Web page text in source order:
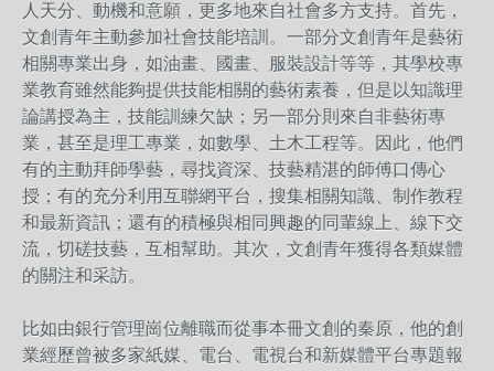
人天分、動機和意願，更多地來自社會多方支持。首先，
文創青年主動參加社會技能培訓。一部分文創青年是藝術
相關專業出身，如油畫、國畫、服裝設計等等，其學校專
業教育雖然能夠提供技能相關的藝術素養，但是以知識理
論講授為主，技能訓練欠缺；另一部分則來自非藝術專
業，甚至是理工專業，如數學、土木工程等。因此，他們
有的主動拜師學藝，尋找資深、技藝精湛的師傅口傳心
授；有的充分利用互聯網平台，搜集相關知識、制作教程
和最新資訊；還有的積極與相同興趣的同輩線上、線下交
流，切磋技藝，互相幫助。其次，文創青年獲得各類媒體
的關注和采訪。
比如由銀行管理崗位離職而從事本冊文創的秦原，他的創
業經歷曾被多家紙媒、電台、電視台和新媒體平台專題報